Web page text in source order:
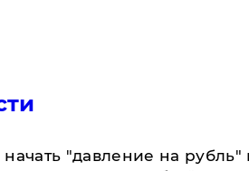
"давление на рубль"